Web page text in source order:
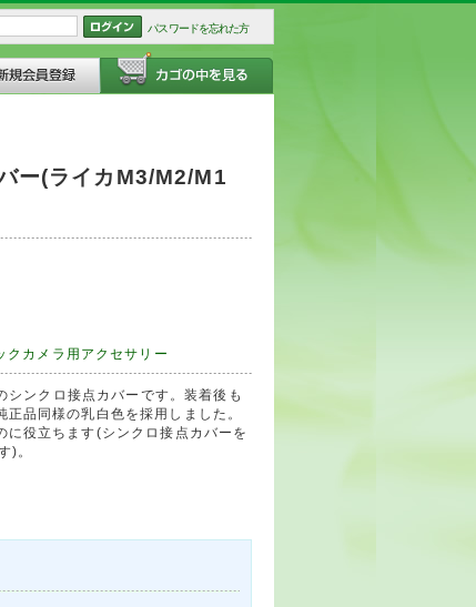
パスワードを忘れた方
ー(ライカM3/M2/M1
クカメラ用アクセサリー
ンクロ接点カバーです。装着後も
品同様の乳白色を採用しました。
に役立ちます(シンクロ接点カバーを
)。